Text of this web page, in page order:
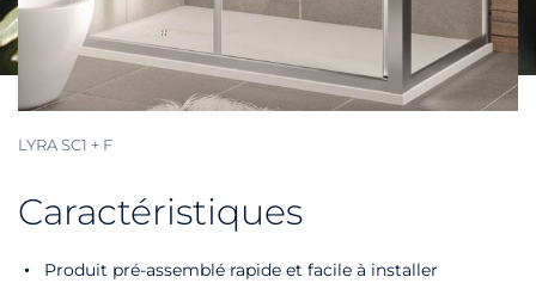
LYRA SC1 + F
Caractéristiques
Produit pré-assemblé rapide et facile à installer